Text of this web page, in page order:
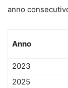
anno
Anno
2023
2025